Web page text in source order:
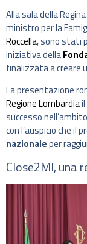
Alla sala della
ministro per la
Roccella, sono stati
iniziativa della
finalizzata a creare
La presentazione
Regione Lombardia
successo nell’ambito
con l’auspicio che il
nazionaleper
Close2MI, una